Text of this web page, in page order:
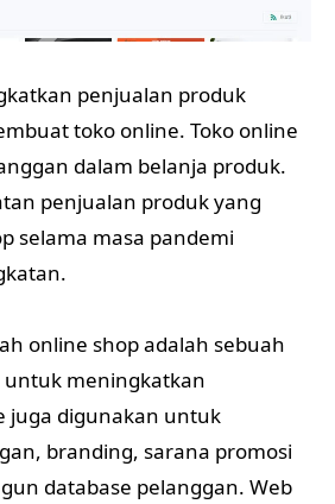
penjualan produk
toko online. Toko online
dalam belanja produk.
penjualan produk yang
selama masa pandemi
online shop adalah sebuah
meningkatkan
juga digunakan untuk
branding, sarana promosi
database pelanggan. Web